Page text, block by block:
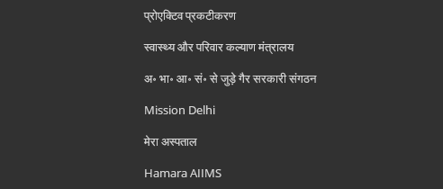
प्रोएक्टिव प्रकटीकरण
स्वास्थ्य और परिवार कल्याण मंत्रालय
अ॰ भा॰ आ॰ सं॰ से जुड़े गैर सरकारी संगठन
Mission Delhi
मेरा अस्पताल
Hamara AIIMS